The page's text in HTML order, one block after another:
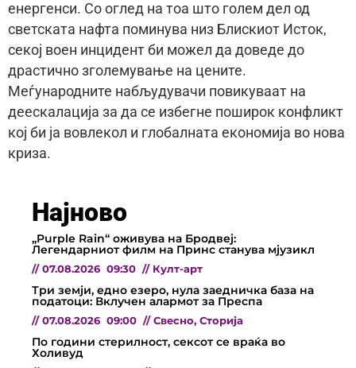
енергенси. Со оглед на тоа што голем дел од
светската нафта поминува низ Блискиот Исток,
секој воен инцидент би можел да доведе до
драстично зголемување на цените.
Меѓународните набљудувачи повикуваат на
деескалација за да се избегне поширок конфликт
кој би ја вовлекол и глобалната економија во нова
криза.
Најново
„Purple Rain“ оживува на Бродвеј:
Легендарниот филм на Принс станува мјузикл
// 07.08.2026 09:30 // Култ-арт
Три земји, едно езеро, нула заедничка база на
податоци: Вклучен алармот за Преспа
// 07.08.2026 09:00 // Свесно, Сторија
По години стерилност, сексот се враќа во
Холивуд